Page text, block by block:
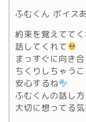
ふむくん ボイス
約束を覚えてて
話してくれて
まっすぐに向き
ちくりしちゃう
安心するね
ふむくんの話し
大切に想ってる